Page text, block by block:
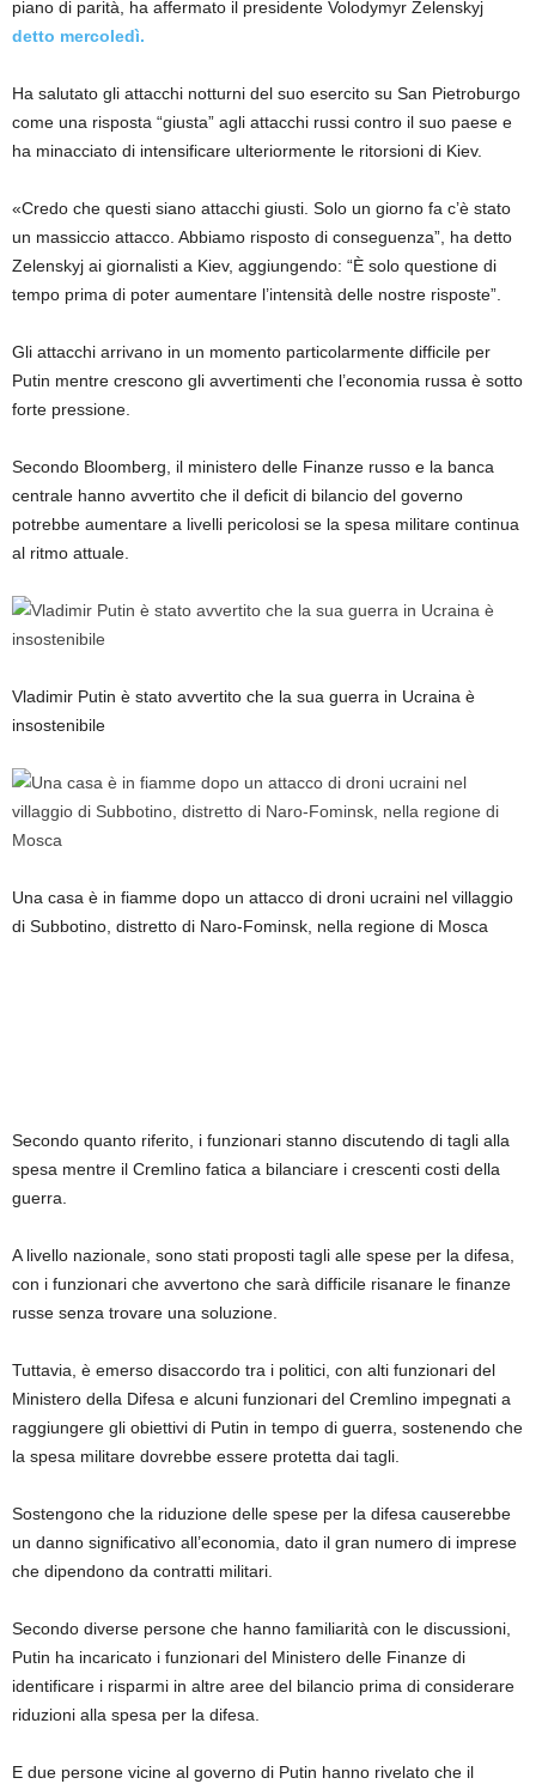
piano di parità, ha affermato il presidente Volodymyr Zelenskyj
detto mercoledì.
Ha salutato gli attacchi notturni del suo esercito su San Pietroburgo
come una risposta “giusta” agli attacchi russi contro il suo paese e
ha minacciato di intensificare ulteriormente le ritorsioni di Kiev.
«Credo che questi siano attacchi giusti. Solo un giorno fa c’è stato
un massiccio attacco. Abbiamo risposto di conseguenza”, ha detto
Zelenskyj ai giornalisti a Kiev, aggiungendo: “È solo questione di
tempo prima di poter aumentare l’intensità delle nostre risposte”.
Gli attacchi arrivano in un momento particolarmente difficile per
Putin mentre crescono gli avvertimenti che l’economia russa è sotto
forte pressione.
Secondo Bloomberg, il ministero delle Finanze russo e la banca
centrale hanno avvertito che il deficit di bilancio del governo
potrebbe aumentare a livelli pericolosi se la spesa militare continua
al ritmo attuale.
Vladimir Putin è stato avvertito che la sua guerra in Ucraina è
insostenibile
Una casa è in fiamme dopo un attacco di droni ucraini nel villaggio
di Subbotino, distretto di Naro-Fominsk, nella regione di Mosca
Secondo quanto riferito, i funzionari stanno discutendo di tagli alla
spesa mentre il Cremlino fatica a bilanciare i crescenti costi della
guerra.
A livello nazionale, sono stati proposti tagli alle spese per la difesa,
con i funzionari che avvertono che sarà difficile risanare le finanze
russe senza trovare una soluzione.
Tuttavia, è emerso disaccordo tra i politici, con alti funzionari del
Ministero della Difesa e alcuni funzionari del Cremlino impegnati a
raggiungere gli obiettivi di Putin in tempo di guerra, sostenendo che
la spesa militare dovrebbe essere protetta dai tagli.
Sostengono che la riduzione delle spese per la difesa causerebbe
un danno significativo all’economia, dato il gran numero di imprese
che dipendono da contratti militari.
Secondo diverse persone che hanno familiarità con le discussioni,
Putin ha incaricato i funzionari del Ministero delle Finanze di
identificare i risparmi in altre aree del bilancio prima di considerare
riduzioni alla spesa per la difesa.
E due persone vicine al governo di Putin hanno rivelato che il